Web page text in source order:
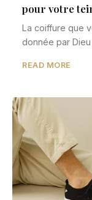
pour votre
La coiffure que
donnée par
READ MORE